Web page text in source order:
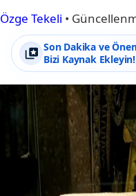
Özge Tekeli •
Son Dakika ve
Bizi Kaynak Ekleyin!